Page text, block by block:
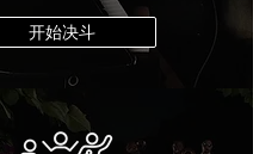
开始决斗